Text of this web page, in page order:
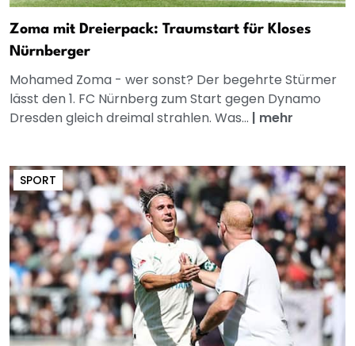
Zoma mit Dreierpack: Traumstart für Kloses
Nürnberger
Mohamed Zoma - wer sonst? Der begehrte Stürmer
lässt den 1. FC Nürnberg zum Start gegen Dynamo
Dresden gleich dreimal strahlen. Was... | mehr
SPORT